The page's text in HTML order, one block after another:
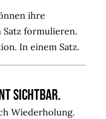
ihre
formulieren.
In einem Satz.
sichtbar.
Wiederholung.